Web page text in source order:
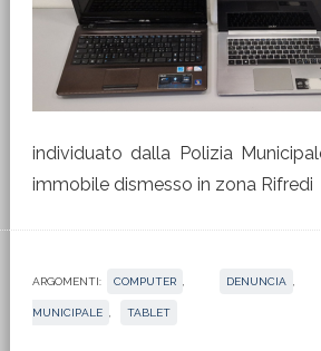
individuato dalla Polizia
immobile dismesso in zona Rifredi
ARGOMENTI: COMPUTER DENUNCIA
MUNICIPALE TABLET